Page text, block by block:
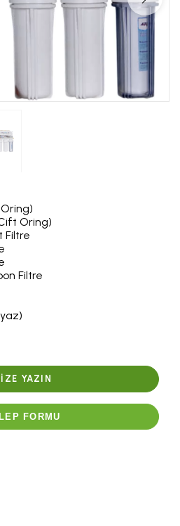
Oring)
Filtre
Filtre
YAZIN
FORMU